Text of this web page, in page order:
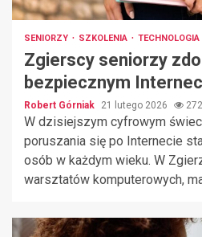
SENIORZY SZKOLENIA TECHNOLOGIA
Zgierscy seniorzy
bezpiecznym
Robert Górniak 21 lutego 2026 272
W dzisiejszym cyfrowym
poruszania się po Internecie
osób w każdym wieku. W
warsztatów komputerowych,